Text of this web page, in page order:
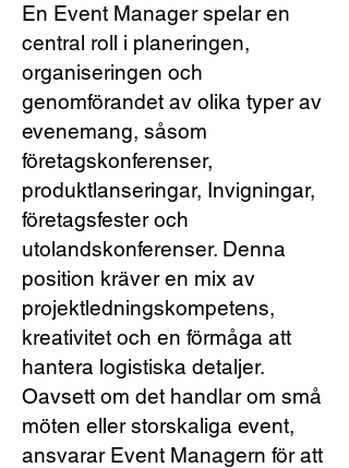
En Event Manager spelar en
central roll i planeringen,
organiseringen och
genomförandet av olika typer av
evenemang, såsom
företagskonferenser,
produktlanseringar, Invigningar,
företagsfester och
utolandskonferenser. Denna
position kräver en mix av
projektledningskompetens,
kreativitet och en förmåga att
hantera logistiska detaljer.
Oavsett om det handlar om små
möten eller storskaliga event,
ansvarar Event Managern för att